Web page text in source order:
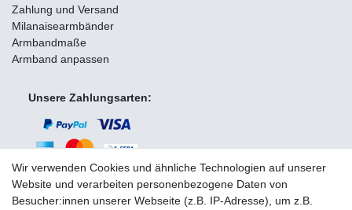
Zahlung und Versand
Milanaisearmbänder
Armbandmaße
Armband anpassen
Unsere Zahlungsarten:
Wir versenden mit:
Wir verwenden Cookies und ähnliche Technologien auf unserer
Website und verarbeiten personenbezogene Daten von
Besucher:innen unserer Webseite (z.B. IP-Adresse), um z.B.